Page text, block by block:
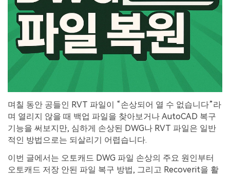
UBackit - 데이터 백업
며칠 동안 공들인 RVT 파일이 “손상되어 열 수 없습니다”라
며 열리지 않을 때 백업 파일을 찾아보거나 AutoCAD 복구
기능을 써보지만, 심하게 손상된 DWG나 RVT 파일은 일반
적인 방법으로는 되살리기 어렵습니다.
이번 글에서는 오토캐드 DWG 파일 손상의 주요 원인부터
오토캐드 저장 안된 파일 복구 방법, 그리고 Recoverit을 활